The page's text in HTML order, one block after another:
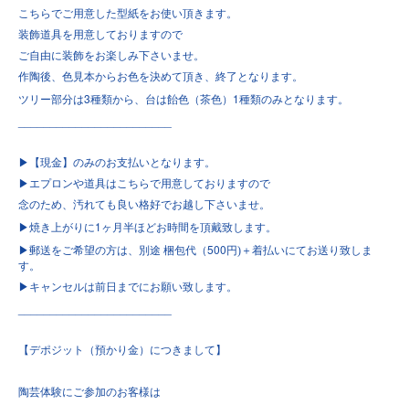
こちらでご用意した型紙をお使い頂きます。
装飾道具を用意しておりますので
ご自由に装飾をお楽しみ下さいませ。
作陶後、色見本からお色を決めて頂き、終了となります。
ツリー部分は3種類から、台は飴色（茶色） 1種類のみとなります。
▶︎
【現金】のみのお支払いとなります。
▶︎ エプロンや道具はこちらで用意しておりますので
念のため、汚れても良い格好でお越し下さいませ。
▶︎焼き上がりに1 ヶ月半ほどお時間を頂戴致します。
▶︎郵送をご希望の方は、別途 梱包代（500 円)＋着払いにてお送り致しま
す。
▶︎ キャンセルは前日までにお願い致します。
【デポジット（預かり金）につきまして】
陶芸体験にご参加のお客様は